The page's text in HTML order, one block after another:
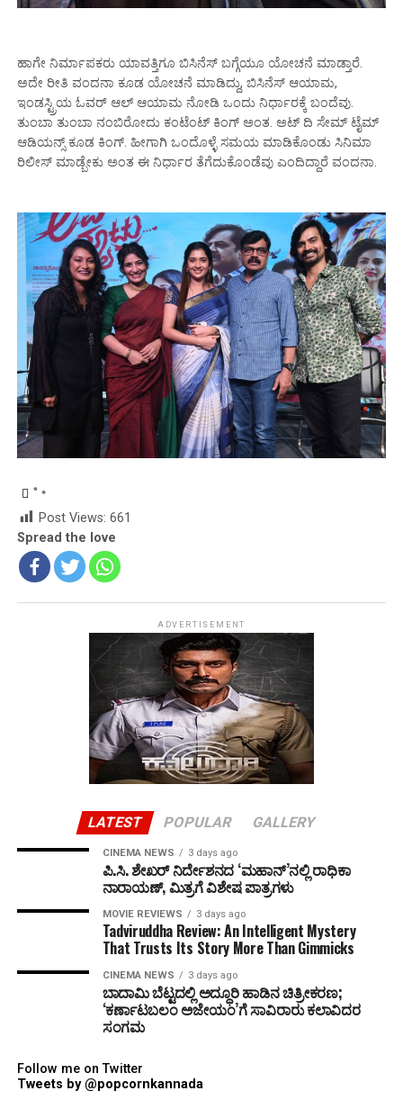
ಹಾಗೇ ನಿರ್ಮಾಪಕರು ಯಾವತ್ತಿಗೂ ಬಿಸಿನೆಸ್ ಬಗ್ಗೆಯೂ ಯೋಚನೆ ಮಾಡ್ತಾರೆ.
ಅದೇ ರೀತಿ ವಂದನಾ ಕೂಡ ಯೋಚನೆ ಮಾಡಿದ್ದು, ಬಿಸಿನೆಸ್ ಆಯಾಮ,
ಇಂಡಸ್ಟ್ರಿಯ ಓವರ್ ಆಲ್ ಆಯಾಮ ನೋಡಿ ಒಂದು ನಿರ್ಧಾರಕ್ಕೆ ಬಂದೆವು.
ತುಂಬಾ ತುಂಬಾ ನಂಬಿರೋದು ಕಂಟೆಂಟ್ ಕಿಂಗ್ ಅಂತ. ಅಟ್ ದಿ ಸೇಮ್ ಟೈಮ್
ಆಡಿಯನ್ಸ್ ಕೂಡ ಕಿಂಗ್. ಹೀಗಾಗಿ ಒಂದೊಳ್ಳೆ ಸಮಯ ಮಾಡಿಕೊಂಡು ಸಿನಿಮಾ
ರಿಲೀಸ್ ಮಾಡ್ಬೇಕು ಅಂತ ಈ ನಿರ್ಧಾರ ತೆಗೆದುಕೊಂಡೆವು ಎಂದಿದ್ದಾರೆ ವಂದನಾ.
Post Views: 661
Spread the love
ADVERTISEMENT
LATEST POPULAR GALLERY
CINEMA NEWS 3 days ago
ಪಿ.ಸಿ. ಶೇಖರ್ ನಿರ್ದೇಶನದ ‘ಮಹಾನ್’ನಲ್ಲಿ ರಾಧಿಕಾ
ನಾರಾಯಣ್, ಮಿತ್ರಗೆ ವಿಶೇಷ ಪಾತ್ರಗಳು
MOVIE REVIEWS 3 days ago
Tadviruddha Review: An Intelligent Mystery
That Trusts Its Story More Than Gimmicks
CINEMA NEWS 3 days ago
ಬಾದಾಮಿ ಬೆಟ್ಟದಲ್ಲಿ ಅದ್ಧೂರಿ ಹಾಡಿನ ಚಿತ್ರೀಕರಣ;
‘ಕರ್ಣಾಟಬಲಂ ಅಜೇಯಂ’ಗೆ ಸಾವಿರಾರು ಕಲಾವಿದರ
ಸಂಗಮ
Follow me on Twitter
Tweets by @popcornkannada